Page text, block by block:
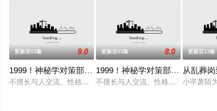
更新至03集 9.0
1999！神秘学对策部国语
不擅长与人交流、性格腼腆的马库斯在一场乌龙中意外成为了“
更新至03集 8.0
1999！神秘学对策部英语
不擅长与人交流、性格腼腆的马库斯
更新至13集
从乱葬
小卒萧陌